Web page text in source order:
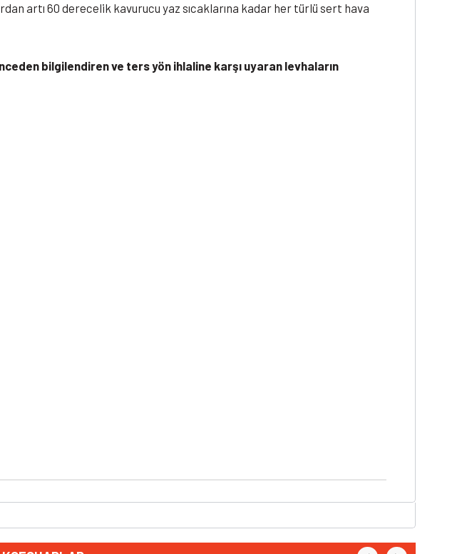
artı 60 derecelik kavurucu yaz sıcaklarına kadar her türlü sert hava
bilgilendiren ve ters yön ihlaline karşı uyaran levhaların